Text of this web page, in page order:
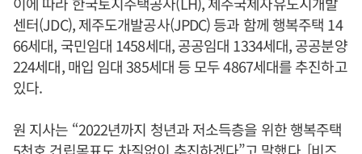
센터(JDC), 제주도개발공사(JPDC) 등과 함께 행복주택 14
66세대, 국민임대 1458세대, 공공임대 1334세대, 공공분양
224세대, 매입 임대 385세대 등 모두 4867세대를 추진하고
있다.
원 지사는 “2022년까지 청년과 저소득층을 위한 행복주택